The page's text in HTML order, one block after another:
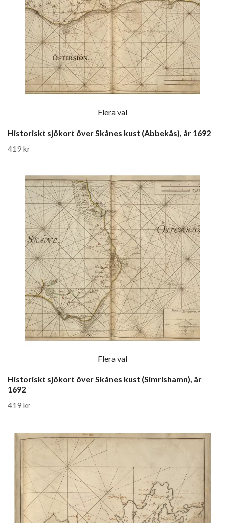
Flera val
Historiskt sjökort över Skånes kust (Abbekås), år 1692
419 kr
Flera val
Historiskt sjökort över Skånes kust (Simrishamn), år
1692
419 kr